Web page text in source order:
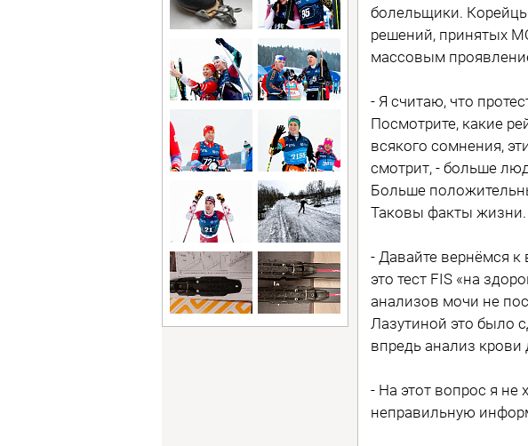
болельщики.
решений, принятых
массовым
- Я считаю, что
Посмотрите, какие
всякого сомнения,
смотрит, - больше
Больше
Таковы факты жизни.
- Давайте вернёмся к
это тест FIS «на
анализов мочи не
Лазутиной это было
впредь анализ
- На этот вопрос я не
неправильную